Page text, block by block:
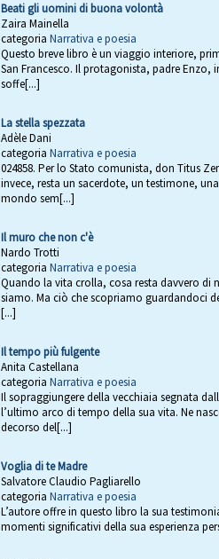
Beati gli uomini di buona volontà
Zaira Mainella
categoria Narrativa e poesia
Questo breve libro è un viaggio interiore,
San Francesco. Il protagonista, padre
soffe[...]
La stella spezzata
Adèle Dani
categoria Narrativa e poesia
024858. Per lo Stato comunista, don Titus
invece, resta un sacerdote, un testimone,
mondo sem[...]
Il muro che non c'è
Nardo Trotti
categoria Narrativa e poesia
Quando la vita crolla, cosa resta davvero di
siamo. Ma ciò che scopriamo guardandoci
[...]
Il tempo più fulgente
Anita Castellana
categoria Narrativa e poesia
Il sopraggiungere della vecchiaia segnata
l’ultimo arco di tempo della sua vita. Ne
decorso del[...]
Voglia di te Madre
Salvatore Claudio Pagliarello
categoria Narrativa e poesia
L’autore offre in questo libro la sua
momenti significativi della sua esperienza